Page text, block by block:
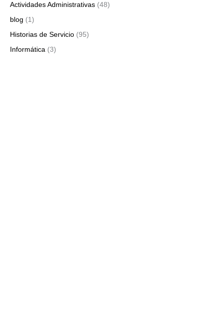
Actividades Administrativas (48)
blog (1)
Historias de Servicio (95)
Informática (3)